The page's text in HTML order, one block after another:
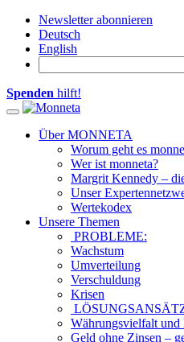
Newsletter abonnieren
Deutsch
English
Spenden hilft!
Toggle navigation
Über MONNETA
Worum geht es
Wer ist monneta?
Margrit Kennedy –
Unser
Wertekodex
Unsere Themen
PROBLEME:
Wachstum
Umverteilung
Verschuldung
Krisen
Währungsvielfalt und
Geld ohne Zinsen –